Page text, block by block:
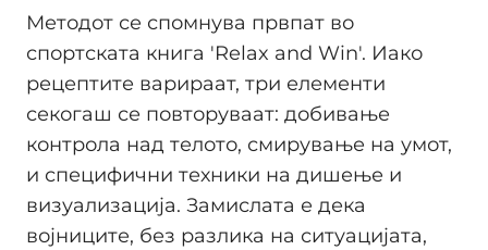
Методот се спомнува првпат во
спортската книга 'Relax and Win'. Иако
рецептите варираат, три елементи
секогаш се повторуваат: добивање
контрола над телото, смирување на умот,
и специфични техники на дишење и
визуализација. Замислата е дека
војниците, без разлика на ситуацијата,